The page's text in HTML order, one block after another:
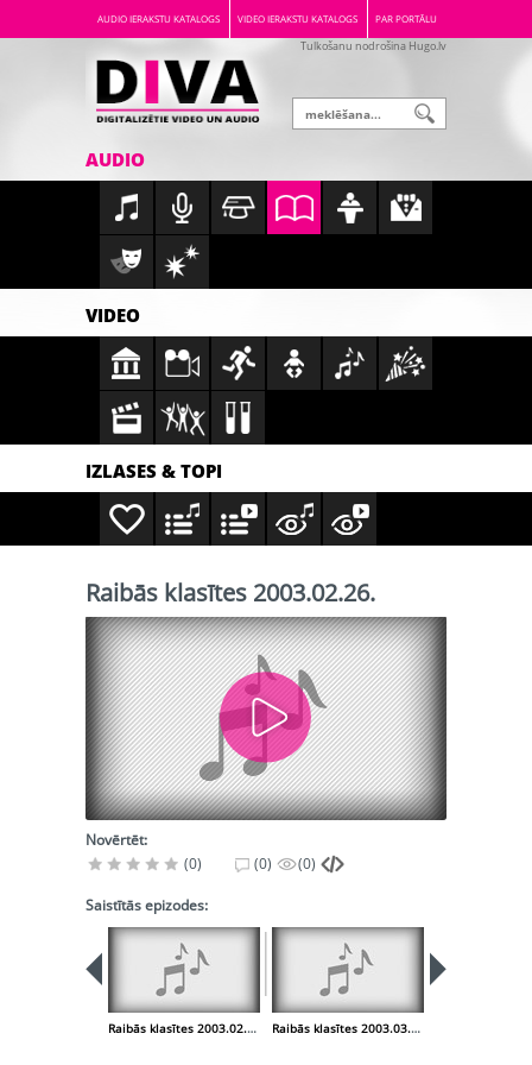
AUDIO IERAKSTU KATALOGS VIDEO IERAKSTU KATALOGS PAR PORTĀLU
Tulkošanu nodrošina Hugo.lv
AUDIO
VIDEO
IZLASES & TOPI
Raibās klasītes 2003.02.26.
Novērtēt:
(0)
(0) (0)
Saistītās epizodes:
Raibās klasītes 2003.02.19. Raibās klasītes 2003.03.05.